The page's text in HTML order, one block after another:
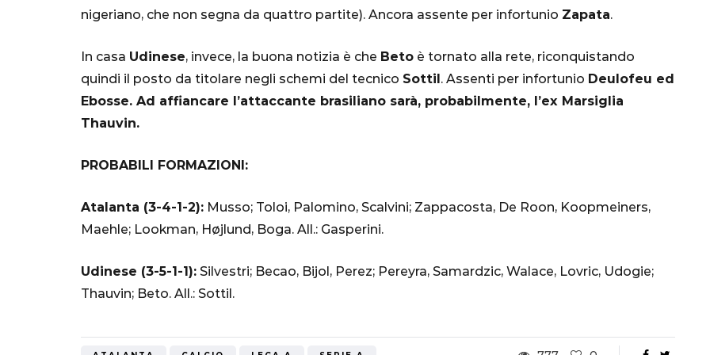
nigeriano, che non segna da quattro partite). Ancora assente per infortunio Zapata.
In casa Udinese, invece, la buona notizia è che Beto è tornato alla rete, riconquistando
quindi il posto da titolare negli schemi del tecnico Sottil. Assenti per infortunio Deulofeu ed
Ebosse. Ad affiancare l’attaccante brasiliano sarà, probabilmente, l’ex Marsiglia
Thauvin.
PROBABILI FORMAZIONI:
Atalanta (3-4-1-2): Musso; Toloi, Palomino, Scalvini; Zappacosta, De Roon, Koopmeiners,
Maehle; Lookman, Højlund, Boga. All.: Gasperini.
Udinese (3-5-1-1): Silvestri; Becao, Bijol, Perez; Pereyra, Samardzic, Walace, Lovric, Udogie;
Thauvin; Beto. All.: Sottil.
Mondiale"
5 Ottobre 2022
Ottavi di Finale
1 Dicembre 2022